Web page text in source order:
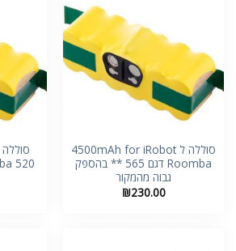
סוללה ל 4500mAh for iRobot
Roomba דגם 565 ** בהספק
גבוה מהמקור
₪230.00